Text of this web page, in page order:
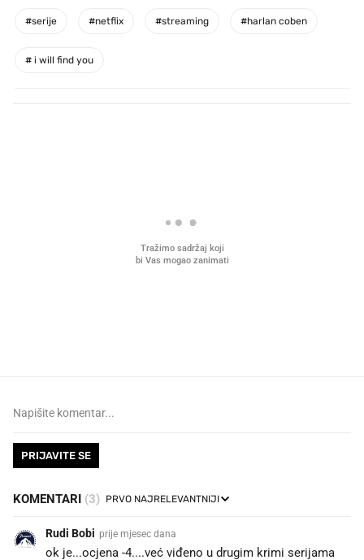
#serije #netflix #streaming #harlan coben
# i will find you
PRIJAVITE SE
KOMENTARI (3)
Rudi Bobi prije mjesec dana
ok je...ocjena -4....već viđeno u drugim krimi serijama